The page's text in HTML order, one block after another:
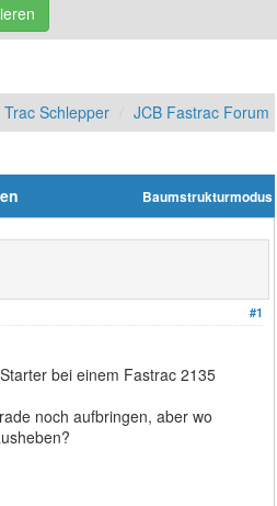
Schlepper JCB Fastrac Forum
Baumstrukturmodus
#1
bei einem Fastrac 2135
noch aufbringen, aber wo